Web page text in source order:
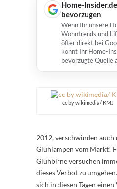
Home-
bevorzugen
Wenn Ihr unsere
Wohntrends und
öfter direkt bei
könnt Ihr Home-
bevorzugte Quelle
cc by wikimedia/ KMJ
2012, verschwinden
Glühlampen vom Markt!
Glühbirne versuchen
dieses Verbot zu
sich in diesen Tagen